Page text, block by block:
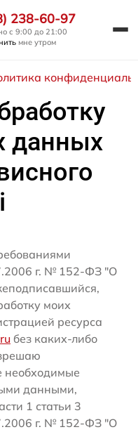
238-60-97
с 9:00 до 21:00
мне утром
данных
г. № 152-ФЗ "О
моих
ресурса
без каких-либо
необходимые
данными,
1 статьи 3
г. № 152-ФЗ "О